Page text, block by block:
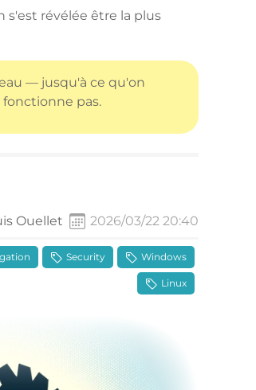
s'est révélée être la plus
— jusqu'à ce qu'on
pas.
2026/03/22 20:40
Ouellet
Security Windows
Linux